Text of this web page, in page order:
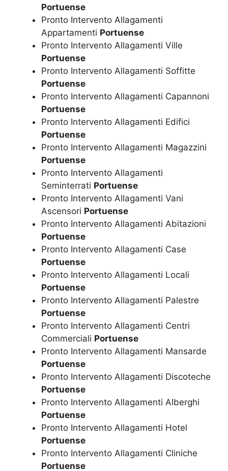
Portuense
Pronto Intervento Allagamenti
Appartamenti Portuense
Pronto Intervento Allagamenti Ville
Portuense
Pronto Intervento Allagamenti Soffitte
Portuense
Pronto Intervento Allagamenti Capannoni
Portuense
Pronto Intervento Allagamenti Edifici
Portuense
Pronto Intervento Allagamenti Magazzini
Portuense
Pronto Intervento Allagamenti
Seminterrati Portuense
Pronto Intervento Allagamenti Vani
Ascensori Portuense
Pronto Intervento Allagamenti Abitazioni
Portuense
Pronto Intervento Allagamenti Case
Portuense
Pronto Intervento Allagamenti Locali
Portuense
Pronto Intervento Allagamenti Palestre
Portuense
Pronto Intervento Allagamenti Centri
Commerciali Portuense
Pronto Intervento Allagamenti Mansarde
Portuense
Pronto Intervento Allagamenti Discoteche
Portuense
Pronto Intervento Allagamenti Alberghi
Portuense
Pronto Intervento Allagamenti Hotel
Portuense
Pronto Intervento Allagamenti Cliniche
Portuense